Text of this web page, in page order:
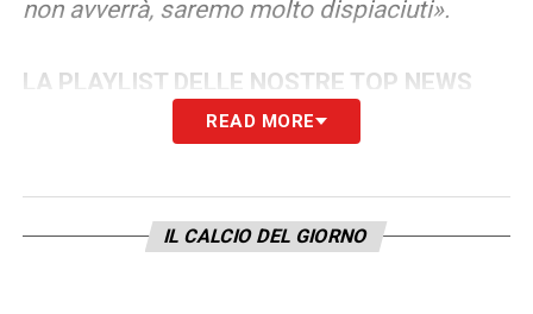
non avverrà, saremo molto dispiaciuti».
LA PLAYLIST DELLE NOSTRE TOP NEWS
READ MORE
IL CALCIO DEL GIORNO